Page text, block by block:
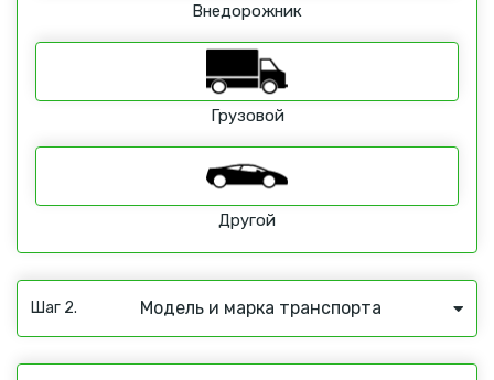
Внедорожник
Грузовой
Другой
Шаг 2. Модель и марка транспорта